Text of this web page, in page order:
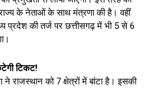
के नेताओं के साथ मंत्रणा की है। वहीं
प्रदेश की तर्ज पर छत्तीसगढ़ में भी 5 से 6
टिकट!
ने राजस्थान को 7 क्षेत्रों में बांटा है। इसकी